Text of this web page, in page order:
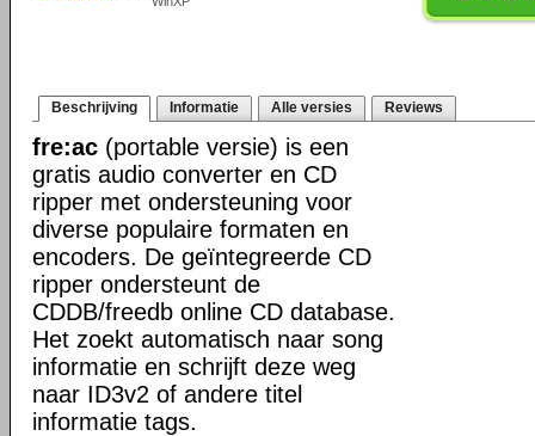
Beschrijving Informatie Alle versies Reviews
fre:ac (portable versie) is een
gratis audio converter en CD
ripper met ondersteuning voor
diverse populaire formaten en
encoders. De geïntegreerde CD
ripper ondersteunt de
CDDB/freedb online CD database.
Het zoekt automatisch naar song
informatie en schrijft deze weg
naar ID3v2 of andere titel
informatie tags.